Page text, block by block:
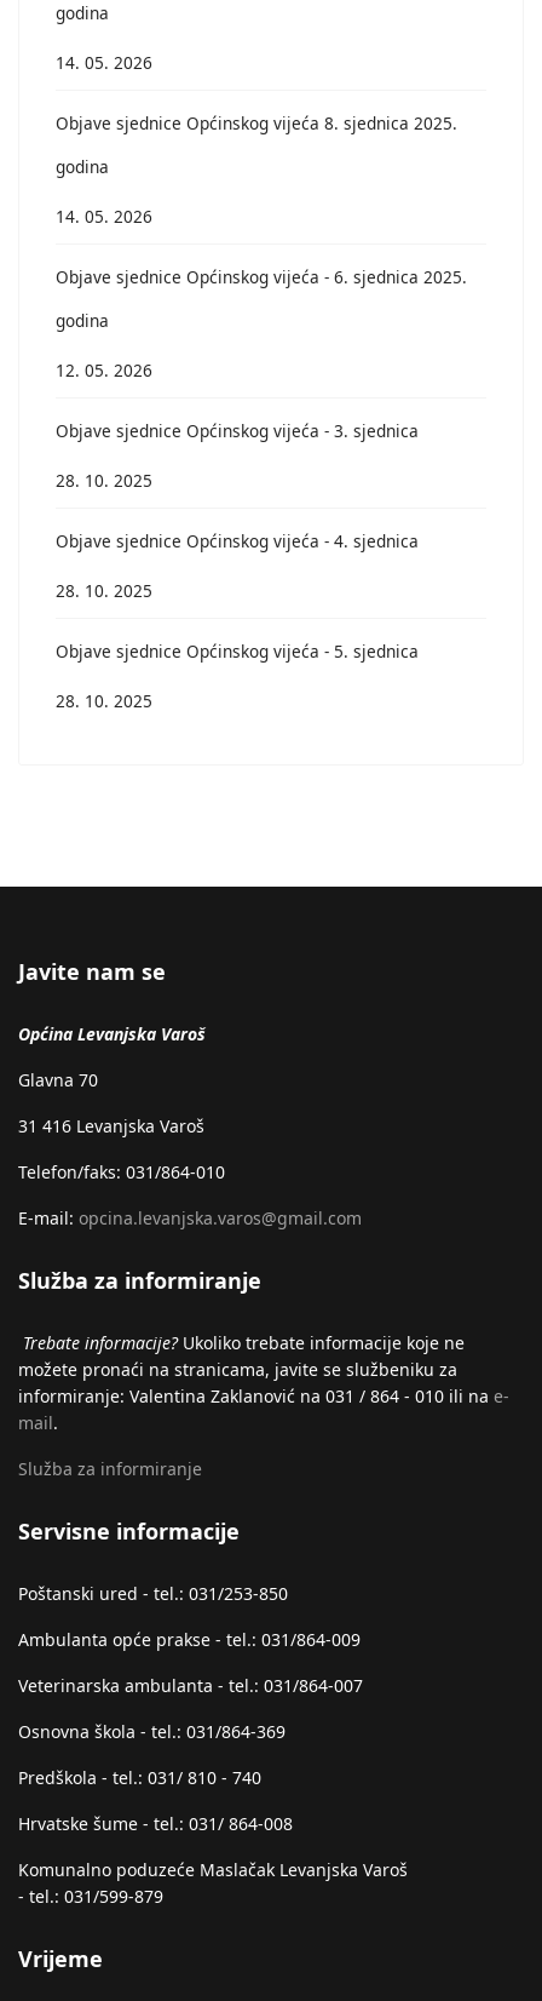
godina
14. 05. 2026
Objave sjednice Općinskog vijeća 8. sjednica 2025.
godina
14. 05. 2026
Objave sjednice Općinskog vijeća - 6. sjednica 2025.
godina
12. 05. 2026
Objave sjednice Općinskog vijeća - 3. sjednica
28. 10. 2025
Objave sjednice Općinskog vijeća - 4. sjednica
28. 10. 2025
Objave sjednice Općinskog vijeća - 5. sjednica
28. 10. 2025
Javite nam se
Općina Levanjska Varoš
Glavna 70
31 416 Levanjska Varoš
Telefon/faks: 031/864-010
E-mail: opcina.levanjska.varos@gmail.com
Služba za informiranje
Trebate informacije?Ukoliko trebate informacije koje ne
možete pronaći na stranicama, javite se službeniku za
informiranje: Valentina Zaklanović na 031 / 864 - 010 ili na e-
mail.
Služba za informiranje
Servisne informacije
Poštanski ured - tel.: 031/253-850
Ambulanta opće prakse - tel.: 031/864-009
Veterinarska ambulanta - tel.: 031/864-007
Osnovna škola - tel.: 031/864-369
Predškola - tel.: 031/ 810 - 740
Hrvatske šume - tel.: 031/ 864-008
Komunalno poduzeće Maslačak Levanjska Varoš
- tel.: 031/599-879
Vrijeme